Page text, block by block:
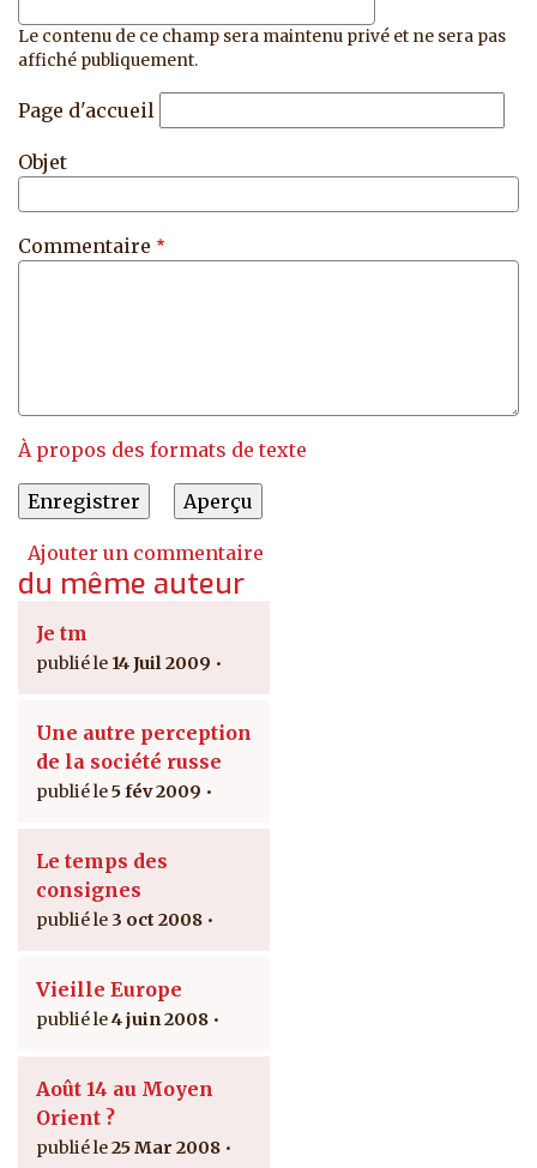
Le contenu de ce champ sera maintenu privé et ne sera pas
affiché publiquement.
Page d'accueil
Objet
Commentaire
À propos des formats de texte
Ajouter un commentaire
du même auteur
Je tm
14 Juil 2009
Une autre perception
de la société russe
5 fév 2009
Le temps des
consignes
3 oct 2008
Vieille Europe
4 juin 2008
Août 14 au Moyen
Orient ?
25 Mar 2008